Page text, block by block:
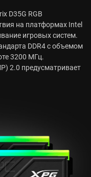
D35G RGB
на платформах Intel
игровых систем.
DDR4 с объемом
3200 МГц.
2.0 предусматривает